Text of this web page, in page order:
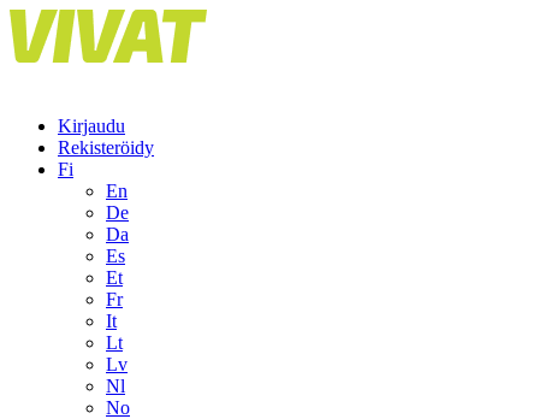
Skip
to
content
Kirjaudu
Rekisteröidy
Fi
En
De
Da
Es
Et
Fr
It
Lt
Lv
Nl
No